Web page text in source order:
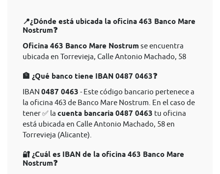
📍¿Dónde está ubicada la oficina 463 Banco Mare
Nostrum❓
Oficina 463 Banco Mare Nostrum se encuentra
ubicada en Torrevieja, Calle Antonio Machado, 58
🏦 ¿Qué banco tiene IBAN 0487 0463❓
IBAN 0487 0463 - Este código bancario pertenece a
la oficina 463 de Banco Mare Nostrum. En el caso de
tener ✅ la cuenta bancaria 0487 0463 tu oficina
está ubicada en Calle Antonio Machado, 58 en
Torrevieja (Alicante).
🔐 ¿Cuál es IBAN de la oficina 463 Banco Mare
Nostrum❓